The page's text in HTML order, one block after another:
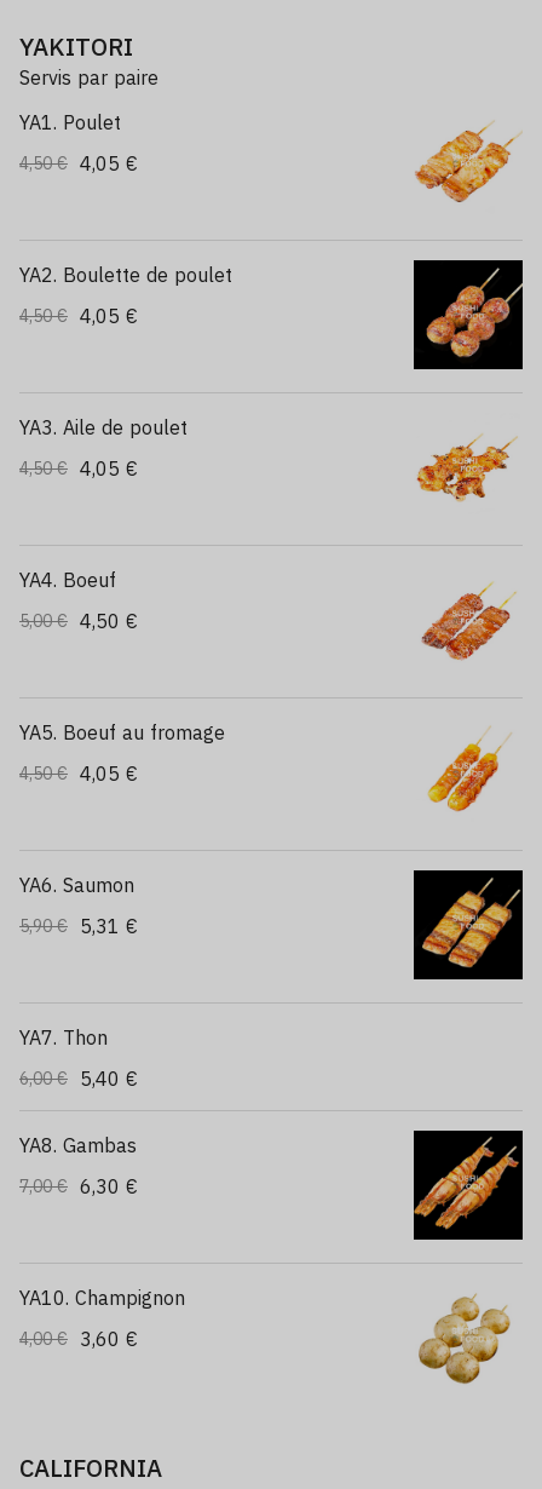
YAKITORI
Servis par paire
YA1. Poulet
4,50 € 4,05 €
YA2. Boulette de poulet
4,50 € 4,05 €
YA3. Aile de poulet
4,50 € 4,05 €
YA4. Boeuf
5,00 € 4,50 €
YA5. Boeuf au fromage
4,50 € 4,05 €
YA6. Saumon
5,90 € 5,31 €
YA7. Thon
6,00 € 5,40 €
YA8. Gambas
7,00 € 6,30 €
YA10. Champignon
4,00 € 3,60 €
CALIFORNIA